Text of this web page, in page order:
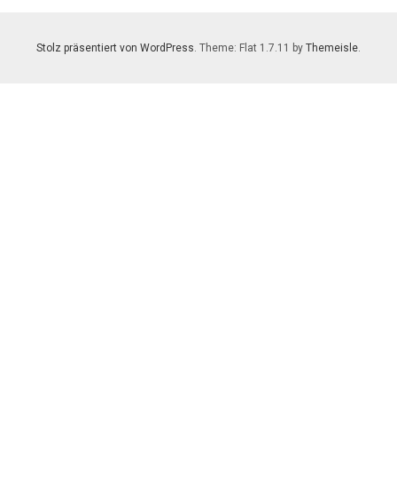
Stolz präsentiert von WordPress. Theme: Flat 1.7.11 by Themeisle.